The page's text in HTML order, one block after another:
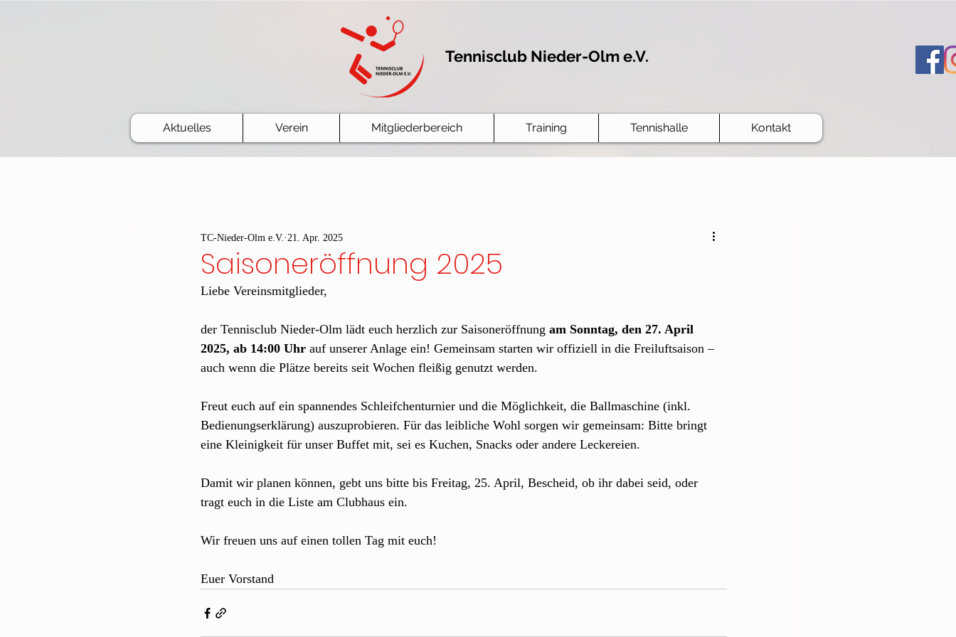
Tennisclub Nieder-Olm e.V.
Aktuelles Verein Mitgliederbereich Training Tennishalle Kontakt
Saisoneröffnung 2025
TC-Nieder-Olm e.V. 21. Apr. 2025
Liebe Vereinsmitglieder,
der Tennisclub Nieder-Olm lädt euch herzlich zur Saisoneröffnung am Sonntag, den 27. April
2025, ab 14:00 Uhr auf unserer Anlage ein! Gemeinsam starten wir offiziell in die Freiluftsaison –
auch wenn die Plätze bereits seit Wochen fleißig genutzt werden.
Freut euch auf ein spannendes Schleifchenturnier und die Möglichkeit, die Ballmaschine (inkl.
Bedienungserklärung) auszuprobieren. Für das leibliche Wohl sorgen wir gemeinsam: Bitte bringt
eine Kleinigkeit für unser Buffet mit, sei es Kuchen, Snacks oder andere Leckereien.
Damit wir planen können, gebt uns bitte bis Freitag, 25. April, Bescheid, ob ihr dabei seid, oder
tragt euch in die Liste am Clubhaus ein.
Wir freuen uns auf einen tollen Tag mit euch!
Euer Vorstand